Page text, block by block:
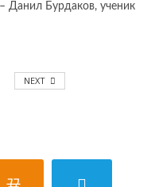
Данил Бурдаков, ученик
NEXT